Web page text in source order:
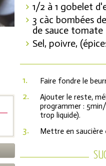
1/2 à 1 gobelet
3 càc bombées
de sauce tomate
Sel, poivre,
1. Faire fondre le
2.
Ajouter le reste,
programmer :
trop liquide).
3. Mettre en saucière
Coupons de réduction
Saveurs de l'Année